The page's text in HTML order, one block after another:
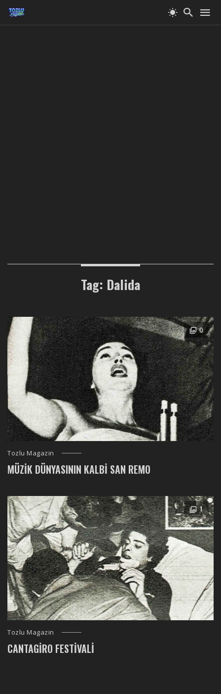
Tag: Dalida
0
Tozlu Magazin
MÜZIK DÜNYASININ KALBI SAN REMO
1
Tozlu Magazin
CANTAGIRO FESTIVALI